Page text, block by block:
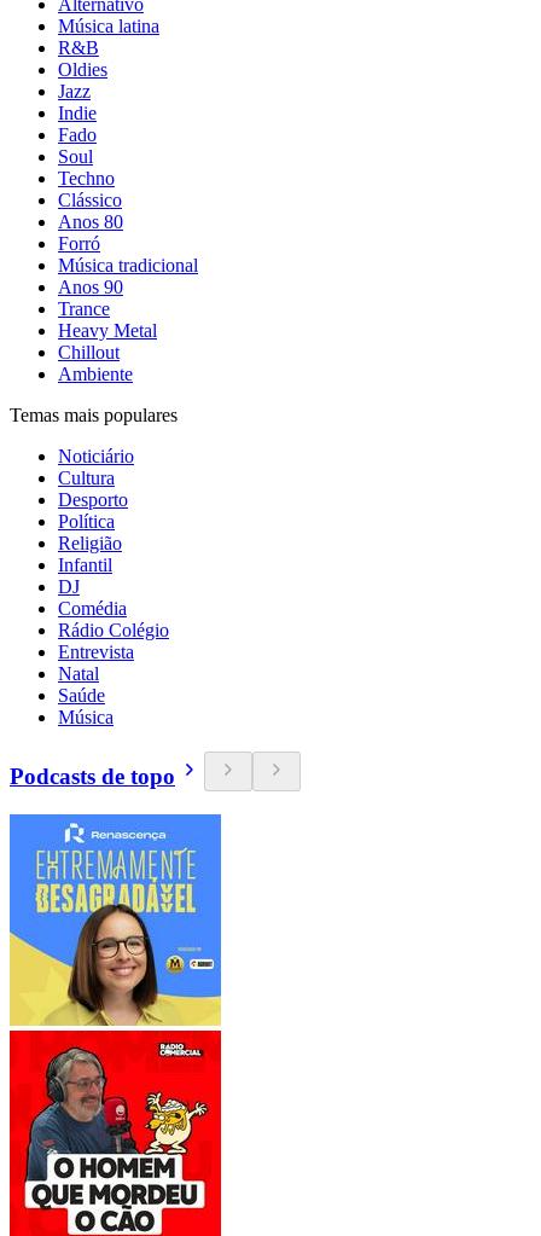
Alternativo
Música latina
R&B
Oldies
Jazz
Indie
Fado
Soul
Techno
Clássico
Anos 80
Forró
Música tradicional
Anos 90
Trance
Heavy Metal
Chillout
Ambiente
Temas mais populares
Noticiário
Cultura
Desporto
Política
Religião
Infantil
DJ
Comédia
Rádio Colégio
Entrevista
Natal
Saúde
Música
Podcasts de topo